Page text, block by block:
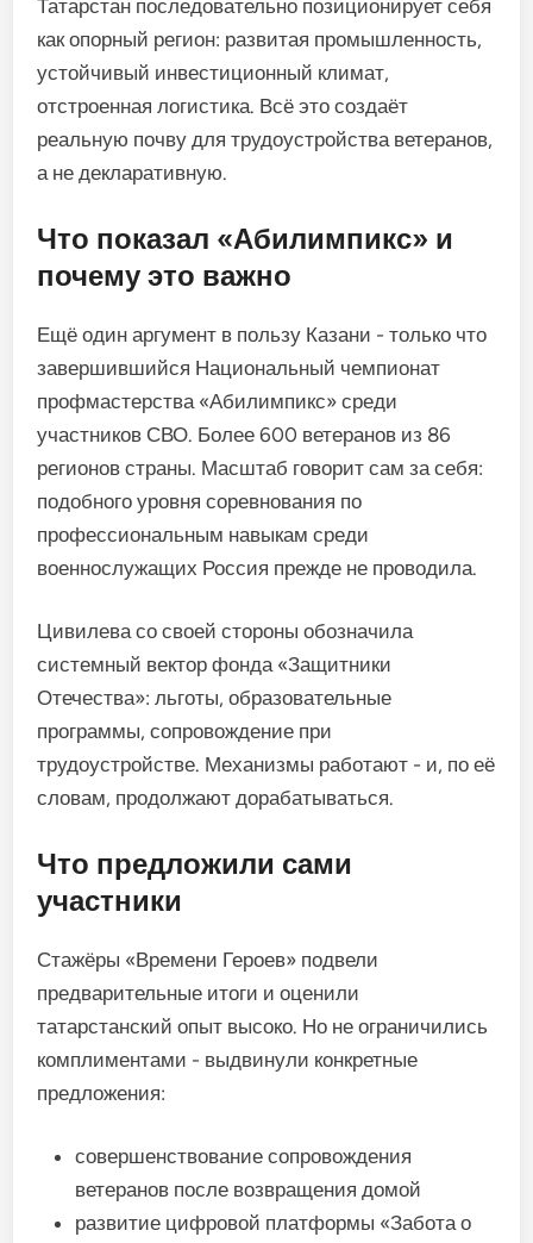
Татарстан последовательно позиционирует себя
как опорный регион: развитая промышленность,
устойчивый инвестиционный климат,
отстроенная логистика. Всё это создаёт
реальную почву для трудоустройства ветеранов,
а не декларативную.
Что показал «Абилимпикс» и
почему это важно
Ещё один аргумент в пользу Казани - только что
завершившийся Национальный чемпионат
профмастерства «Абилимпикс» среди
участников СВО. Более 600 ветеранов из 86
регионов страны. Масштаб говорит сам за себя:
подобного уровня соревнования по
профессиональным навыкам среди
военнослужащих Россия прежде не проводила.
Цивилева со своей стороны обозначила
системный вектор фонда «Защитники
Отечества»: льготы, образовательные
программы, сопровождение при
трудоустройстве. Механизмы работают - и, по её
словам, продолжают дорабатываться.
Что предложили сами
участники
Стажёры «Времени Героев» подвели
предварительные итоги и оценили
татарстанский опыт высоко. Но не ограничились
комплиментами - выдвинули конкретные
предложения:
совершенствование сопровождения
ветеранов после возвращения домой
развитие цифровой платформы «Забота о